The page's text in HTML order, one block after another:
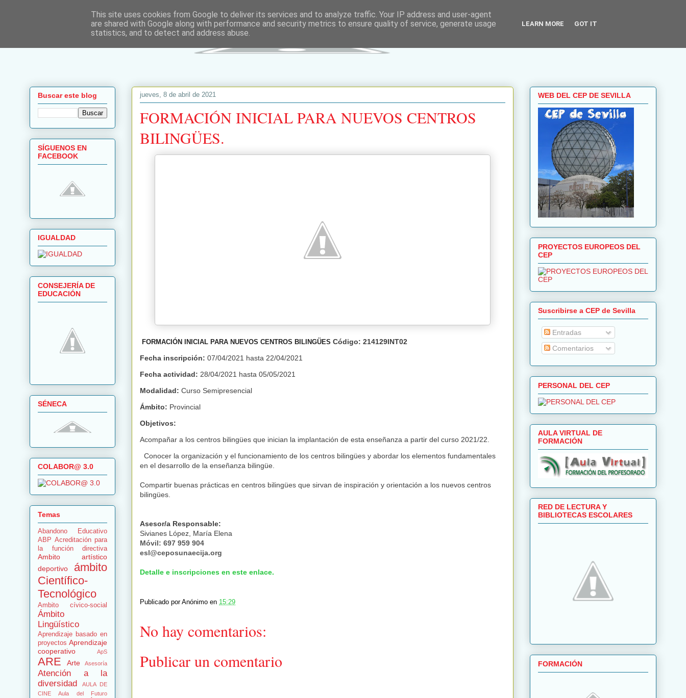
jueves, 8 de abril de 2021
FORMACIÓN INICIAL PARA NUEVOS CENTROS
BILINGÜES.
FORMACIÓN INICIAL PARA NUEVOS CENTROS BILINGÜES Código: 214129INT02
Fecha inscripción: 07/04/2021 hasta 22/04/2021
Fecha actividad: 28/04/2021 hasta 05/05/2021
Modalidad: Curso Semipresencial
Ámbito: Provincial
Objetivos:
Acompañar a los centros bilingües que inician la implantación de esta enseñanza a partir del curso 2021/22.
Conocer la organización y el funcionamiento de los centros bilingües y abordar los elementos fundamentales
en el desarrollo de la enseñanza bilingüe.
Compartir buenas prácticas en centros bilingües que sirvan de inspiración y orientación a los nuevos centros
bilingües.
Asesor/a Responsable:
Sivianes López, María Elena
Móvil: 697 959 904
esl@ceposunaecija.org
Detalle e inscripciones en este enlace.
Publicado porAnónimo en 15:29
No hay comentarios:
Publicar un comentario
Buscar este blog
SÍGUENOS EN
FACEBOOK
IGUALDAD
CONSEJERÍA DE
EDUCACIÓN
SÉNECA
COLABOR@ 3.0
Temas
Abandono Educativo
ABP Acreditación para
la función directiva
Ambito artístico
deportivo
ámbito
Científico-
Tecnológico
Ambito cívico-social
Ámbito
Lingüístico
Aprendizaje basado en
proyectos Aprendizaje
cooperativo
ApS
ARE Arte Asesoría
Atención a la
diversidad
AULA DE
CINE
Aula del Futuro
WEB DEL CEP DE SEVILLA
PROYECTOS EUROPEOS DEL
CEP
Suscribirse a CEP de Sevilla
Entradas
Comentarios
PERSONAL DEL CEP
AULA VIRTUAL DE
FORMACIÓN
RED DE LECTURA Y
BIBLIOTECAS ESCOLARES
FORMACIÓN
This site uses cookies from Google to deliver its services and to analyze traffic. Your IP address and user-agent
are shared with Google along with performance and security metrics to ensure quality of service, generate usage
statistics, and to detect and address abuse.
LEARN MORE GOT IT